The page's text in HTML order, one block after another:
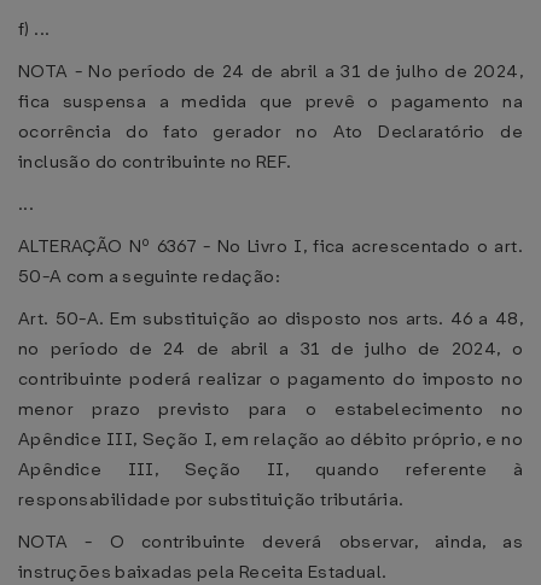
f) ...
NOTA - No período de 24 de abril a 31 de julho de 2024,
fica suspensa a medida que prevê o pagamento na
ocorrência do fato gerador no Ato Declaratório de
inclusão do contribuinte no REF.
...
ALTERAÇÃO Nº 6367 - No Livro I, fica acrescentado o art.
50-A com a seguinte redação:
Art. 50-A. Em substituição ao disposto nos arts. 46 a 48,
no período de 24 de abril a 31 de julho de 2024, o
contribuinte poderá realizar o pagamento do imposto no
menor prazo previsto para o estabelecimento no
Apêndice III, Seção I, em relação ao débito próprio, e no
Apêndice III, Seção II, quando referente à
responsabilidade por substituição tributária.
NOTA - O contribuinte deverá observar, ainda, as
instruções baixadas pela Receita Estadual.